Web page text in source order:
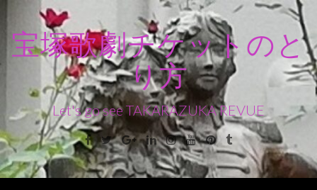
ン
ス
キ
ッ
宝塚歌劇チケットのと
り方
Let's go see TAKARAZUKA REVUE
Facebook
TwitterGoogle+LinkedinInstagram
YoutubePinterest
Tumblr